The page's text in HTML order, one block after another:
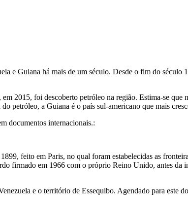
e Guiana há mais de um século. Desde o fim do século
2015, foi descoberto petróleo na região. Estima-se que
petróleo, a Guiana é o país sul-americano que mais
documentos internacionais.:
feito em Paris, no qual foram estabelecidas as
firmado em 1966 com o próprio Reino Unido, antes
e o território de Essequibo. Agendado para este